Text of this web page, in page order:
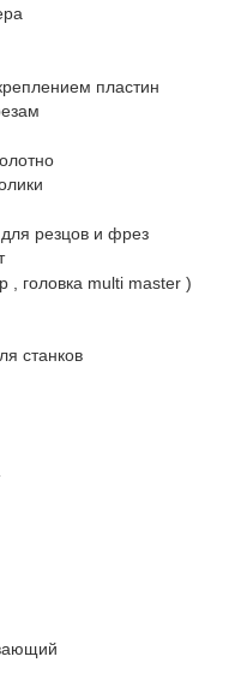
пластин
резцов и фрез
, головка multi master )
станков